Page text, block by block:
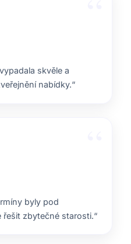
a férové jednání.
realitní služby.“
že ví, co dělají.
dobrou cenu.“